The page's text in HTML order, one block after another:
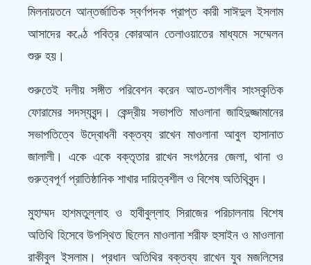
মিলনায়তনে আন্তর্জাতিক স্বর্ণপদক প্রাপ্ত কারী সাঈদুল ইসলাম
আসাদের কণ্ঠে পবিত্র কোরআন তেলাওয়াতের মাধ্যমে সম্মেলন
শুরু হয়।
শুরুতেই দলীয় সঙ্গীত পরিবেশন করেন আত-তাগলীব সাংস্কৃতিক
ফোরামের সদস্যবৃন্দ। কেন্দ্রীয় সভাপতি মাওলানা জাহিদুজ্জামানের
সভাপতিত্বে উদ্বোধনী বক্তব্য রাখেন মাওলানা আবুল হাসানাত
জালালী। একে একে বক্তৃতার রাখেন সংগঠনের জেলা, থানা ও
গুরুত্বপূর্ণ প্রাতিষ্ঠানিক শাখার দায়িত্বশীল ও বিশেষ অতিথিবৃন্দ।
মুহাম্মদ হাশমতুল্লাহ ও হাবীবুল্লাহ সিরাজের পরিচালনায় বিশেষ
অতিথি হিসেবে উপস্থিত ছিলেন মাওলানা শরীফ হুসাইন ও মাওলানা
রাকীবুল ইসলাম। প্রধান অতিথির বক্তব্য রাখেন যুব মজলিসের